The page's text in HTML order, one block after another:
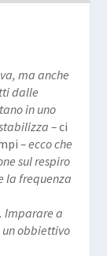
ma anche
dalle
in uno
–ci
– ecco che
sul respiro
la frequenza
Imparare a
un obbiettivo